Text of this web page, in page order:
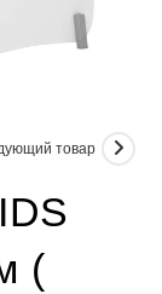
товар
(